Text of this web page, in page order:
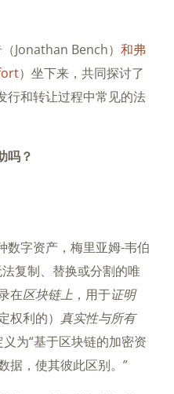
Jonathan Bench） 和弗
）坐下来，共同探讨了
行和转让过程中常见的法
吗？
数字资产，梅里亚姆-韦伯
复制、替换或分割的唯
在区块链上 ，用于证明
权利的） 真实性与所有
为“基于区块链的加密资
据，使其彼此区别。”